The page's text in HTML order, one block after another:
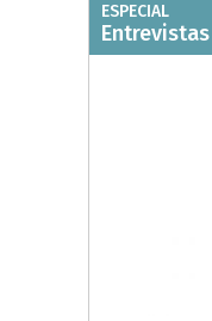
ESPECIAL